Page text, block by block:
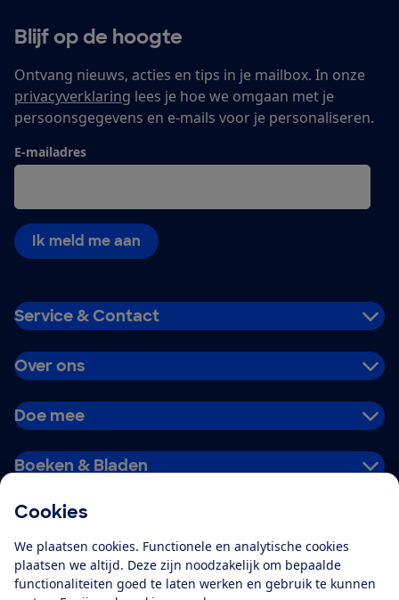
Cookies
We plaatsen cookies. Functionele en analytische cookies
plaatsen we altijd. Deze zijn noodzakelijk om bepaalde
functionaliteiten goed te laten werken en gebruik te kunnen
Blijf op de hoogte
Ontvang nieuws, acties en tips in je mailbox. In onze
privacyverklaring lees je hoe we omgaan met je
persoonsgegevens en e-mails voor je personaliseren.
E-mailadres
Ik meld me aan
Service & Contact
Over ons
Doe mee
Boeken & Bladen